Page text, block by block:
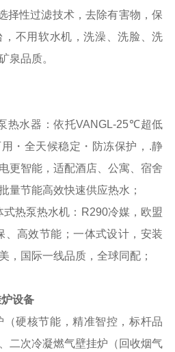
择性过滤技术，去除有害物，保
，不用软水机，洗澡、洗脸、洗
泉品质。
热水器：依托VANGL-25℃超低
・全天候稳定・防冻保护， .静
更智能，适配酒店、公寓、宿舍
量节能高效快速供应热水；
热泵热水机： R290冷媒，欧盟
高效节能；一体式设计， 安装
，国际一线品质，全球同配；
炉设备
硬核节能，精准智控，标杆品
二次冷凝燃气壁挂炉（回收烟气